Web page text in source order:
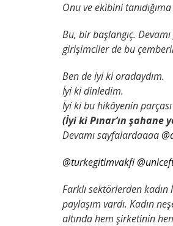
Onu ve ekibini
Bu, bir başlangıç.
girişimciler de bu
Ben de iyi ki oradaydım.
İyi ki dinledim.
İyi ki bu hikâyenin
(İyi ki Pınar’ın şahane
Devamı sayfalardaaaa
@turkegitimvakfi
Farklı sektörlerden
paylaşım vardı. Kadın
altında hem şirketinin